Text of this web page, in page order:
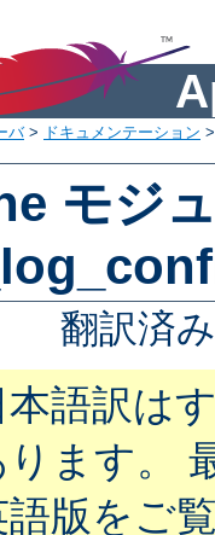
バ> ドキュメンテーション >
モジ
翻訳済
本語訳は
ます。
語版をご